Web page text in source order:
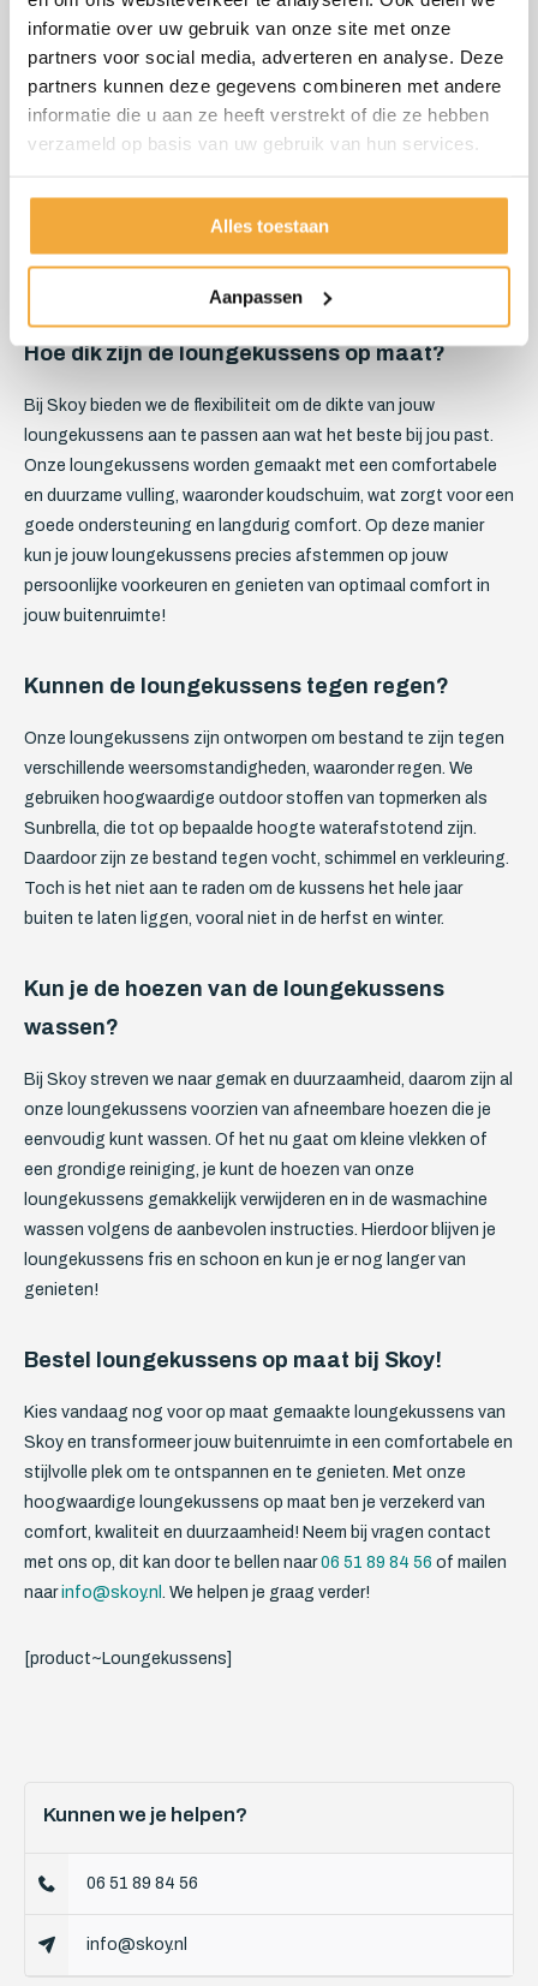
informatie over uw gebruik van onze site met onze
partners voor social media, adverteren en analyse. Deze
partners kunnen deze gegevens combineren met andere
informatie die u aan ze heeft verstrekt of die ze hebben
verzameld op basis van uw gebruik van hun services.
Alles toestaan
Aanpassen
: Onze loungekussens, loungesetkussens
en loungebank kussens worden in onze eigen werkplaats
volledige controle over het productieproces en kunnen we de
Maatwerkadvies: Ons deskundige team staat klaar om je te
helpen bij het kiezen van de juiste materialen, afmetingen en
ontwerpen voor jouw loungekussens. Zo weet je zeker dat je
Hoe dik zijn de loungekussens op maat?
Bij Skoy bieden we de flexibiliteit om de dikte van jouw
loungekussens aan te passen aan wat het beste bij jou past.
Onze loungekussens worden gemaakt met een comfortabele
en duurzame vulling, waaronder koudschuim, wat zorgt voor een
goede ondersteuning en langdurig comfort. Op deze manier
kun je jouw loungekussens precies afstemmen op jouw
persoonlijke voorkeuren en genieten van optimaal comfort in
jouw buitenruimte!
Kunnen de loungekussens tegen regen?
Onze loungekussens zijn ontworpen om bestand te zijn tegen
verschillende weersomstandigheden, waaronder regen. We
gebruiken hoogwaardige outdoor stoffen van topmerken als
Sunbrella, die tot op bepaalde hoogte waterafstotend zijn.
Daardoor zijn ze bestand tegen vocht, schimmel en verkleuring.
Toch is het niet aan te raden om de kussens het hele jaar
buiten te laten liggen, vooral niet in de herfst en winter.
Kun je de hoezen van de loungekussens
wassen?
Bij Skoy streven we naar gemak en duurzaamheid, daarom zijn al
onze loungekussens voorzien van afneembare hoezen die je
eenvoudig kunt wassen. Of het nu gaat om kleine vlekken of
een grondige reiniging, je kunt de hoezen van onze
loungekussens gemakkelijk verwijderen en in de wasmachine
wassen volgens de aanbevolen instructies. Hierdoor blijven je
loungekussens fris en schoon en kun je er nog langer van
genieten!
Bestel loungekussens op maat bij Skoy!
Kies vandaag nog voor op maat gemaakte loungekussens van
Skoy en transformeer jouw buitenruimte in een comfortabele en
stijlvolle plek om te ontspannen en te genieten. Met onze
hoogwaardige loungekussens op maat ben je verzekerd van
comfort, kwaliteit en duurzaamheid! Neem bij vragen contact
met ons op, dit kan door te bellen naar06 51 89 84 56 of mailen
naarinfo@skoy.nl . We helpen je graag verder!
[product~Loungekussens]
Kunnen we je helpen?
06 51 89 84 56
info@skoy.nl